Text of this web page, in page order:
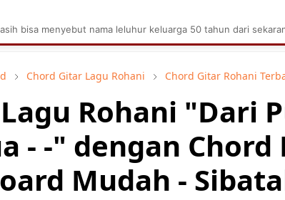
Sinaga Aplikasi Pabrik Kelapa Sawit
Chord Gitar Lagu Rohani Chord Gitar Rohani
Rohani "Dari
- -" dengan Chord
Mudah -
bisa menyebut nama leluhur keluarga 50 tahun dari